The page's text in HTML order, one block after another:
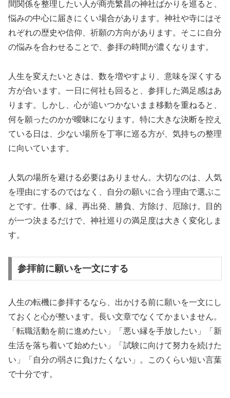
間関係を整理したい人が商売繁昌の神社ばかりを巡ると、
悩みの中心に届きにくい場合があります。神社や寺にはそ
れぞれの歴史や信仰、祈願の方向があります。そこに自分
の悩みを合わせることで、参拝の時間が濃くなります。
人生を変えたいときは、数を増やすより、意味を深くする
方が合います。一日に何社も回ると、参拝した満足感はあ
ります。しかし、心が追いつかないまま移動を重ねると、
何を願ったのかが曖昧になります。特に大きな決断を控え
ている日は、少ない場所を丁寧に巡る方が、気持ちの整理
に向いています。
人気の場所を避ける必要はありません。大切なのは、人気
を理由にするのではなく、自分の願いに合う理由で選ぶこ
とです。仕事、縁、再出発、勝負、方除け、厄除け。目的
が一つ決まるだけで、神社巡りの満足度は大きく変化しま
す。
参拝前に願いを一文にする
人生の転機に参拝するなら、出かける前に願いを一文にし
ておくと心が整います。長い文章でなくてかまいません。
「転職活動を前に進めたい」「悪い縁を手放したい」「新
生活を落ち着いて始めたい」「試験に向けて努力を続けた
い」「自分の弱さに負けたくない」。このくらい短い言葉
で十分です。